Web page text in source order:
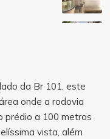
da Br 101, este
onde a rodovia
prédio a 100 metros
vista, além